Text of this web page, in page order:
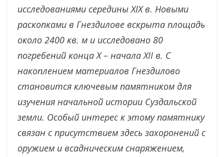
исследованиями середины XIX в. Новыми
раскопками в Гнездилове вскрыта площадь
около 2400 кв. м и исследовано 80
погребений конца X – начала XII в. С
накоплением материалов Гнездилово
становится ключевым памятником для
изучения начальной истории Суздальской
земли. Особый интерес к этому памятнику
связан с присутствием здесь захоронений с
оружием и всадническим снаряжением,